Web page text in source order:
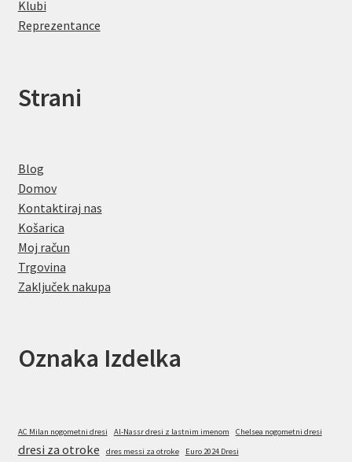
Klubi
Reprezentance
Strani
Blog
Domov
Kontaktiraj nas
Košarica
Moj račun
Trgovina
Zaključek nakupa
Oznaka Izdelka
AC Milan nogometni dresi Al-Nassr dresi z lastnim imenom Chelsea nogometni dresi
dresi za otroke dres messi za otroke Euro 2024 Dresi